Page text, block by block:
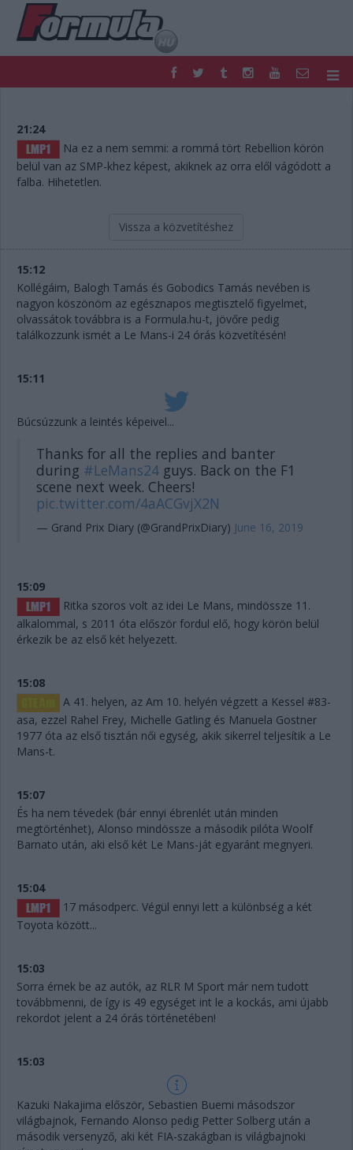
FORMULA
NEMZETKÖZI
HAZAI
RETRO
EGYÉB
PODCAST
PONTÁLLÁSOK
21:24
Na ez a nem semmi: a rommá tört Rebellion körön
belül van az SMP-khez képest, akiknek az orra elől vágódott a
falba. Hihetetlen.
Vissza a közvetítéshez
15:12
Kollégáim, Balogh Tamás és Gobodics Tamás nevében is
nagyon köszönöm az egésznapos megtisztelő figyelmet,
olvassátok továbbra is a Formula.hu-t, jövőre pedig
találkozzunk ismét a Le Mans-i 24 órás közvetítésén!
15:11
Búcsúzzunk a leintés képeivel...
Thanks for all the replies and banter
during #LeMans24 guys. Back on the F1
scene next week. Cheers!
pic.twitter.com/4aACGvjX2N
— Grand Prix Diary (@GrandPrixDiary) June 16, 2019
15:09
Ritka szoros volt az idei Le Mans, mindössze 11.
alkalommal, s 2011 óta először fordul elő, hogy körön belül
érkezik be az első két helyezett.
15:08
A 41. helyen, az Am 10. helyén végzett a Kessel #83-
asa, ezzel Rahel Frey, Michelle Gatling és Manuela Gostner
1977 óta az első tisztán női egység, akik sikerrel teljesítik a Le
Mans-t.
15:07
És ha nem tévedek (bár ennyi ébrenlét után minden
megtörténhet), Alonso mindössze a második pilóta Woolf
Barnato után, aki első két Le Mans-ját egyaránt megnyeri.
15:04
17 másodperc. Végül ennyi lett a különbség a két
Toyota között...
15:03
Sorra érnek be az autók, az RLR M Sport már nem tudott
továbbmenni, de így is 49 egységet int le a kockás, ami újabb
rekordot jelent a 24 órás történetében!
15:03
Kazuki Nakajima először, Sebastien Buemi másodszor
világbajnok, Fernando Alonso pedig Petter Solberg után a
második versenyző, aki két FIA-szakágban is világbajnoki